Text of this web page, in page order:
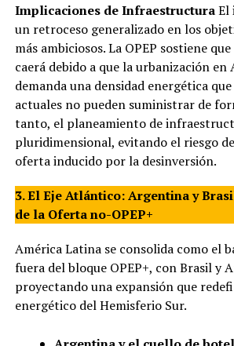
Implicaciones de InfraestructuraEl
un retroceso generalizado en los
más ambiciosos. La OPEP sostiene
caerá debido a que la urbanización en
demanda una densidad energética
actuales no pueden suministrar de
tanto, el planeamiento de
pluridimensional, evitando el riesgo
oferta inducido por la desinversión.
3. El Eje Atlántico: Argentina y
de la Oferta no-OPEP+
América Latina se consolida como el
fuera del bloque OPEP+, con Brasil y
proyectando una expansión que
energético del Hemisferio Sur.